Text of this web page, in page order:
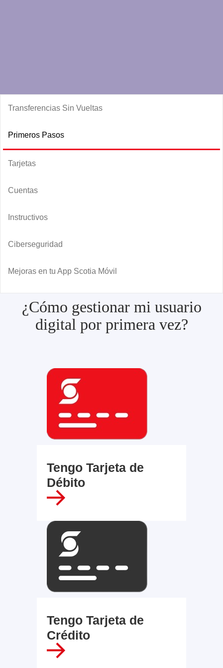
Transferencias Sin Vueltas
Primeros Pasos
Tarjetas
Cuentas
Instructivos
Ciberseguridad
Mejoras en tu App Scotia Móvil
¿Cómo gestionar mi usuario
digital por primera vez?
Tengo Tarjeta de
Débito
Tengo Tarjeta de
Crédito